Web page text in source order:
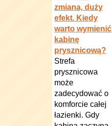
zmiana, duży
efekt. Kiedy
warto wymienić
kabinę
prysznicową?
Strefa
prysznicowa
może
zadecydować o
komforcie całej
łazienki. Gdy